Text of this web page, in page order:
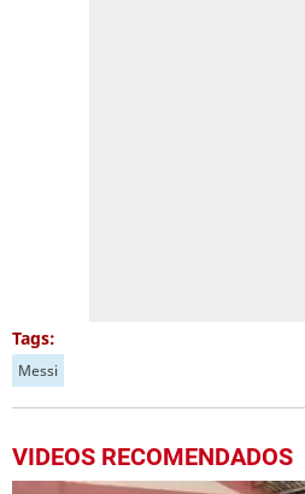
Tags:
Messi
VIDEOS RECOMENDADOS